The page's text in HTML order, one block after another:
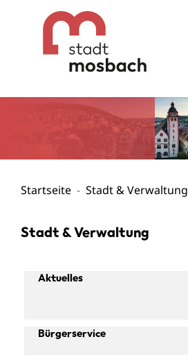
Gehe zum Navigationsbereich
Gehe zum Inhalt
Startseite Stadt & Verwaltung
Stadt & Verwaltung
Aktuelles
Bürgerservice